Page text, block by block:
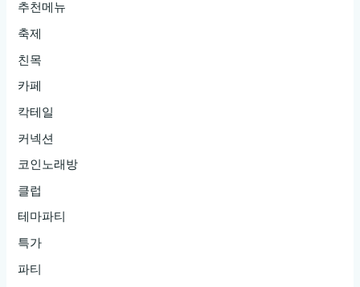
추천메뉴
축제
친목
카페
칵테일
커넥션
코인노래방
클럽
테마파티
특가
파티